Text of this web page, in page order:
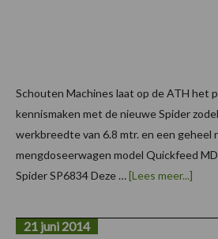
Schouten Machines laat op de ATH het
kennismaken met de nieuwe Spider
werkbreedte van 6.8 mtr. en een geheel
mengdoseerwagen model Quickfeed
Spider SP6834 Deze …[Lees meer...]
21 juni 2014